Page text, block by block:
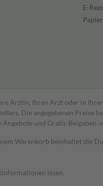
E-
Ärztin, Ihren Arzt oder in
Die angegebenen Preise
und Gratis-Beigaben
Warenkorb beinhaltet die
lesen.